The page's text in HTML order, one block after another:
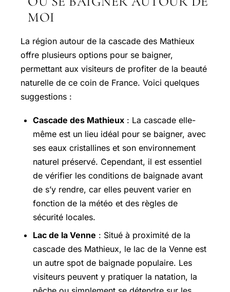
MOI
La région autour de la cascade des Mathieux
offre plusieurs options pour se baigner,
permettant aux visiteurs de profiter de la beauté
naturelle de ce coin de France. Voici quelques
suggestions :
Cascade des Mathieux : La cascade elle-
même est un lieu idéal pour se baigner, avec
ses eaux cristallines et son environnement
naturel préservé. Cependant, il est essentiel
de vérifier les conditions de baignade avant
de s’y rendre, car elles peuvent varier en
fonction de la météo et des règles de
sécurité locales.
Lac de la Venne : Situé à proximité de la
cascade des Mathieux, le lac de la Venne est
un autre spot de baignade populaire. Les
visiteurs peuvent y pratiquer la natation, la